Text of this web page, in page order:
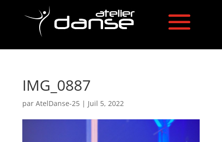
IMG_0887
par AtelDanse-25| Juil 5, 2022